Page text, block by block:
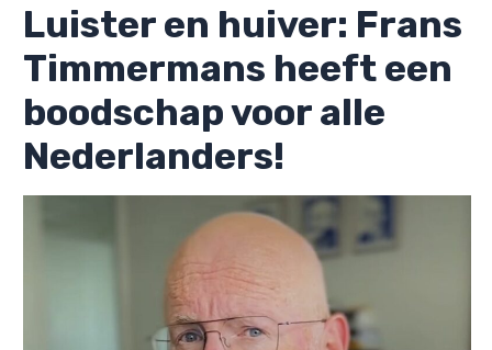
Luister en huiver: Frans
Timmermans heeft een
boodschap voor alle
Nederlanders!